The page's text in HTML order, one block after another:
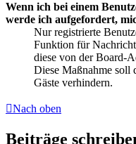
Wenn ich bei einem
werde ich aufgefordert,
Nur registrierte
Funktion für
diese von der Board-
Diese Maßnahme soll
Gäste verhindern.
Nach oben
Beiträge